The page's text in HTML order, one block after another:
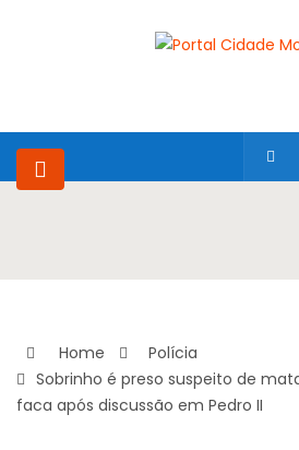
Home
Polícia
Sobrinho é preso suspeito de
faca após discussão em Pedro II